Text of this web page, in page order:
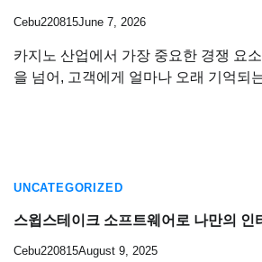
Cebu220815June 7, 2026
카지노 산업에서 가장 중요한 경쟁 요
을 넘어, 고객에게 얼마나 오래 기억되
UNCATEGORIZED
스윕스테이크 소프트웨어로 나만의 인
Cebu220815August 9, 2025